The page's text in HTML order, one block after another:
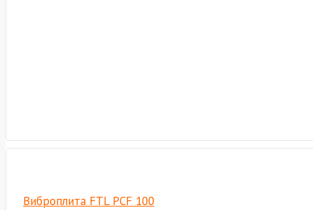
Виброплита FTL PCF 100